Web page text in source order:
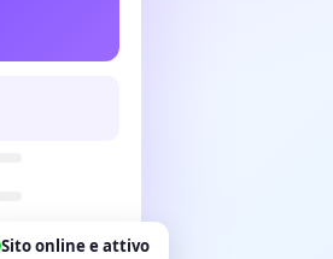
Sito online e attivo